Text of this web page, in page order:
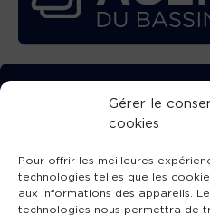
Gérer le
cookies
Pour offrir les meilleures
technologies telles que les
aux informations des appareils.
technologies nous permettra de
TÉLÉCHARGEZ